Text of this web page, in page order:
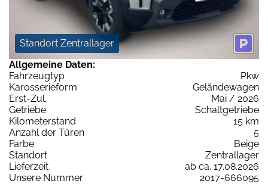
Standort Zentrallager
Allgemeine Daten:
Fahrzeugtyp
Pkw
Karosserieform
Geländewagen
Erst-Zul.
Mai / 2026
Getriebe
Schaltgetriebe
Kilometerstand
15 km
Anzahl der Türen
5
Farbe
Beige
Standort
Zentrallager
Lieferzeit
ab ca. 17.08.2026
Unsere Nummer
2017-666095